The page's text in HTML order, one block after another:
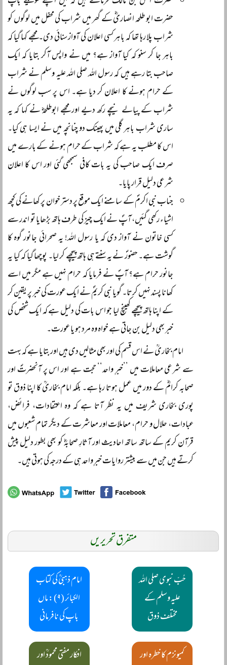
حضرت ابو طلحہ انصاریؓ کے گھر میں شراب کی محفل میں لوگوں کو
شراب پلا رہا تھا کہ باہر کسی اعلان کی آواز سنائی دی۔ مجھے کہا گیا کہ
باہر جا کر سنو کہ کیا آواز ہے؟ میں نے واپس آکر بتایا کہ ایک
صاحب بتا رہے ہیں کہ رسول اللہ صلی اللہ علیہ وسلم نے شراب
کے حرام ہونے کا اعلان کر دیا ہے۔ اس پر سب لوگوں نے
شراب کے پیالے نیچے رکھ دیے اور مجھے ابوطلحہؓ نے کہا کہ یہ
ساری شراب باہر گلی میں پھینک دو چنانچہ میں نے ایسا ہی کیا۔
اس کا مطلب یہ ہے کہ شراب کے حرام ہونے کے بارے میں
صرف ایک صاحب کی یہ بات کافی سمجھی گئی اور اس کا اعلان
شرعی دلیل قرار پایا۔
جناب نبی اکرمؐ کے سامنے ایک موقع پر دستر خوان پر کھانے کی کچھ
اشیاء رکھی گئیں، آپؐ نے ایک چیز کی طرف ہاتھ بڑھایا تو اندر سے
کسی خاتون نے آواز دی کہ یا رسول اللہ! یہ صحرائی جانور گوہ کا
گوشت ہے۔ حضورؐ نے یہ سنتے ہی ہاتھ پیچھے کر لیا۔ پوچھا گیا کہ کیا یہ
جانور حرام ہے؟ آپؐ نے فرمایا کہ حرام نہیں ہے مگر میں اسے
کھانا پسند نہیں کرتا۔ گویا نبی کریمؐ نے ایک عورت کی خبر پر یقین کر
کے اپنا ہاتھ پیچھے کھینچ لیا جو اس بات کی دلیل ہے کہ ایک شخص کی
خبر بھی دلیل بن جاتی ہے خواہ وہ مرد ہو یا عورت۔
امام بخاریؒ نے اس قسم کی اور بھی مثالیں دی ہیں اور بتایا ہے کہ بہت
سے شرعی معاملات میں ’’خبرِ واحد‘‘ حجت ہے اور اس پر آنحضرتؐ اور
صحابہ کرامؓ کے دور میں عمل ہوتا رہا ہے۔ بلکہ امام بخاریؒ کا اپنا ذوق تو
پوری بخاری شریف میں یہ نظر آتا ہے کہ وہ اعتقادات، فرائض،
عبادات، حلال و حرام، معاملات اور معاشرت کے دیگر تمام شعبوں میں
قرآن کریم کے ساتھ ساتھ احادیث اور آثارِ صحابہؓ کو بھی بطور دلیل پیش
کرتے ہیں جن میں سے بیشتر روایات خبرِ واحد ہی کے درجہ کی ہوتی ہیں۔
متفرق تحریریں
حُبِّ نبوی صلی اللہ
علیہ وسلم کے
مختلف ذوق
امام ذہبیؒ کی کتاب
الکبائر (۹) : ماں
باپ کی نافرمانی
کمیونزم کا خطرہ اور
افکار مفتی محمودؒ اور